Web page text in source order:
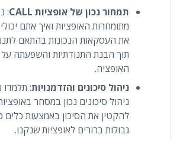
תמחור נכון של אופציות CALL
:
מתומחרות האופציות ואיך אתם
את העסקאות הנכונות בהתאם
תוך הבנת התנודתיות והשפעתה
האופציה.
ניהול סיכונים והזדמנויות: תלמדו
ניהול סיכונים נכון במסחר
להקטין את הסיכון באמצעות כלים
גבולות ברורים לאופציות שנקנו.